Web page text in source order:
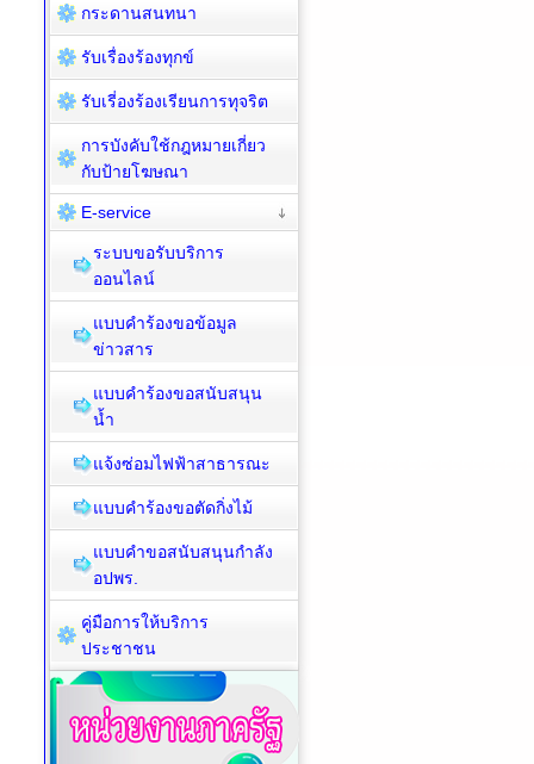
กระดานสนทนา
รับเรื่องร้องทุกข์
รับเรี่องร้องเรียนการทุจริต
การบังคับใช้กฎหมายเกี่ยว
กับป้ายโฆษณา
E-service
ระบบขอรับบริการ
ออนไลน์
แบบคำร้องขอข้อมูล
ข่าวสาร
แบบคำร้องขอสนับสนุน
น้ำ
แจ้งซ่อมไฟฟ้าสาธารณะ
แบบคำร้องขอตัดกิ่งไม้
แบบคำขอสนับสนุนกำลัง
อปพร.
คู่มือการให้บริการ
ประชาชน